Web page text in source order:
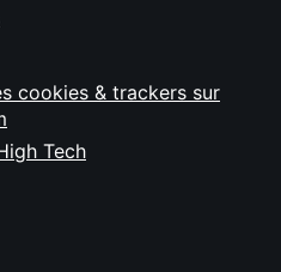
cookies & trackers sur
Tech